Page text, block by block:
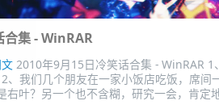
合集 - WinRAR
2010年9月15日冷笑话合集 - WinRAR 1
我们几个朋友在一家小饭店吃饭，席间
右叶？另一个也不含糊，研究一会，肯定